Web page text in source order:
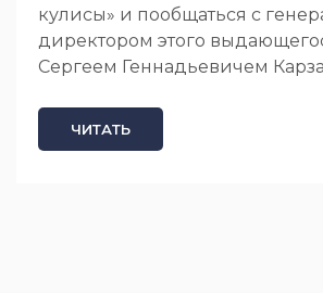
кулисы» и пообщаться с
директором этого
Сергеем Геннадьевичем
ЧИТАТЬ